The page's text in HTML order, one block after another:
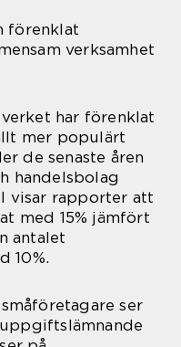
förenklat
verksamhet
har förenklat
mer populärt
de senaste åren
handelsbolag
visar rapporter att
med 15% jämfört
antalet
10%.
ser